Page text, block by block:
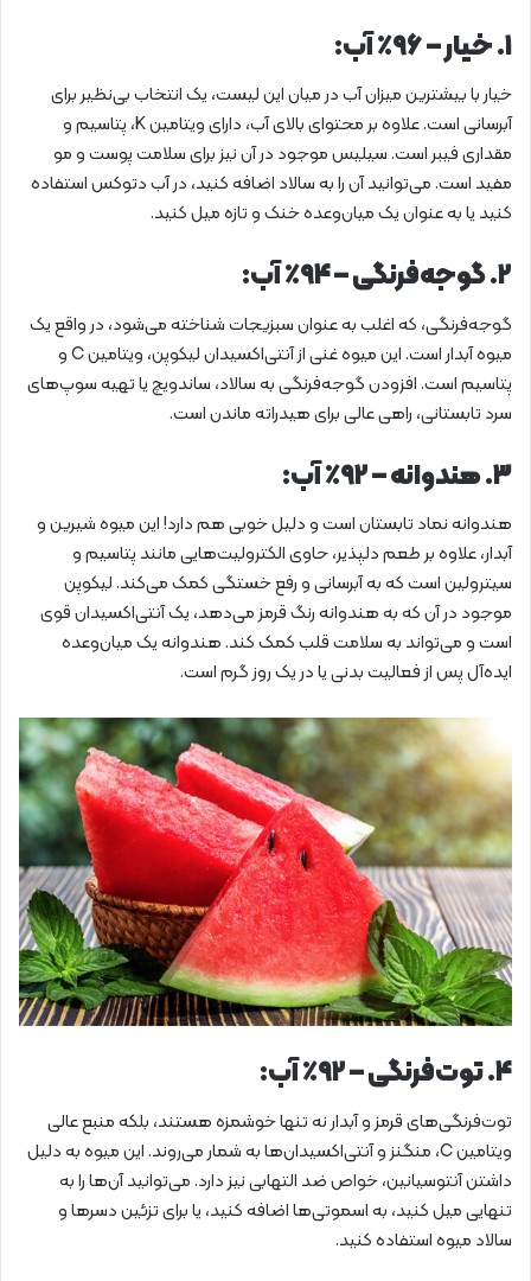
۱. خیار – ۹۶٪ آب:
خیار با بیشترین میزان آب در میان این لیست، یک انتخاب بی‌نظیر برای
آبرسانی است. علاوه بر محتوای بالای آب، دارای ویتامین K، پتاسیم و
مقداری فیبر است. سیلیس موجود در آن نیز برای سلامت پوست و مو
مفید است. می‌توانید آن را به سالاد اضافه کنید، در آب دتوکس استفاده
کنید یا به عنوان یک میان‌وعده خنک و تازه میل کنید.
۲. گوجه‌فرنگی – ۹۴٪ آب:
گوجه‌فرنگی، که اغلب به عنوان سبزیجات شناخته می‌شود، در واقع یک
میوه آبدار است. این میوه غنی از آنتی‌اکسیدان لیکوپن، ویتامین C و
پتاسیم است. افزودن گوجه‌فرنگی به سالاد، ساندویچ یا تهیه سوپ‌های
سرد تابستانی، راهی عالی برای هیدراته ماندن است.
۳. هندوانه – ۹۲٪ آب:
هندوانه نماد تابستان است و دلیل خوبی هم دارد! این میوه شیرین و
آبدار، علاوه بر طعم دلپذیر، حاوی الکترولیت‌هایی مانند پتاسیم و
سیترولین است که به آبرسانی و رفع خستگی کمک می‌کند. لیکوپن
موجود در آن که به هندوانه رنگ قرمز می‌دهد، یک آنتی‌اکسیدان قوی
است و می‌تواند به سلامت قلب کمک کند. هندوانه یک میان‌وعده
ایده‌آل پس از فعالیت بدنی یا در یک روز گرم است.
۴. توت‌فرنگی – ۹۲٪ آب:
توت‌فرنگی‌های قرمز و آبدار نه تنها خوشمزه هستند، بلکه منبع عالی
ویتامین C، منگنز و آنتی‌اکسیدان‌ها به شمار می‌روند. این میوه به دلیل
داشتن آنتوسیانین، خواص ضد التهابی نیز دارد. می‌توانید آن‌ها را به
تنهایی میل کنید، به اسموتی‌ها اضافه کنید، یا برای تزئین دسرها و
سالاد میوه استفاده کنید.